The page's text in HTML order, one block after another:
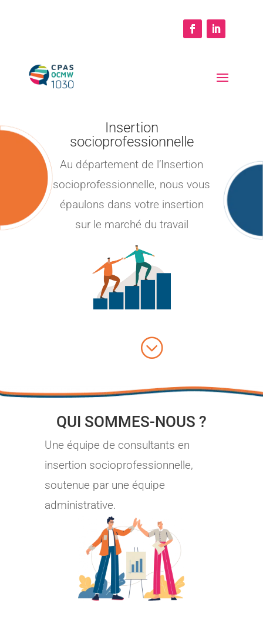
Insertion
socioprofessionnelle
Au département de l’Insertion
socioprofessionnelle, nous vous
épaulons dans votre insertion
sur le marché du travail
;
QUI SOMMES-NOUS ?
Une équipe de consultants en
insertion socioprofessionnelle,
soutenue par une équipe
administrative.